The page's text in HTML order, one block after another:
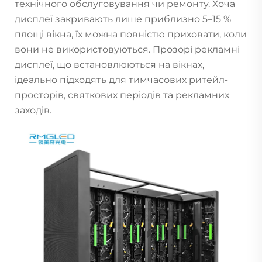
технічного обслуговування чи ремонту. Хоча
дисплеї закривають лише приблизно 5–15 %
площі вікна, їх можна повністю приховати, коли
вони не використовуються. Прозорі рекламні
дисплеї, що встановлюються на вікнах,
ідеально підходять для тимчасових ритейл-
просторів, святкових періодів та рекламних
заходів.